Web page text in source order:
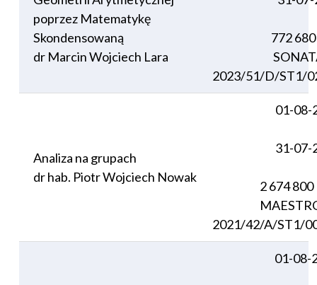
poprzez Matematykę
Skondensowaną
dr Marcin Wojciech Lara
772
2023/51/D/ST1/
Analiza na grupach
dr hab. Piotr Wojciech Nowak
01-08-
31-07-
2 674 800
2021/42/A/ST1/
01-08-